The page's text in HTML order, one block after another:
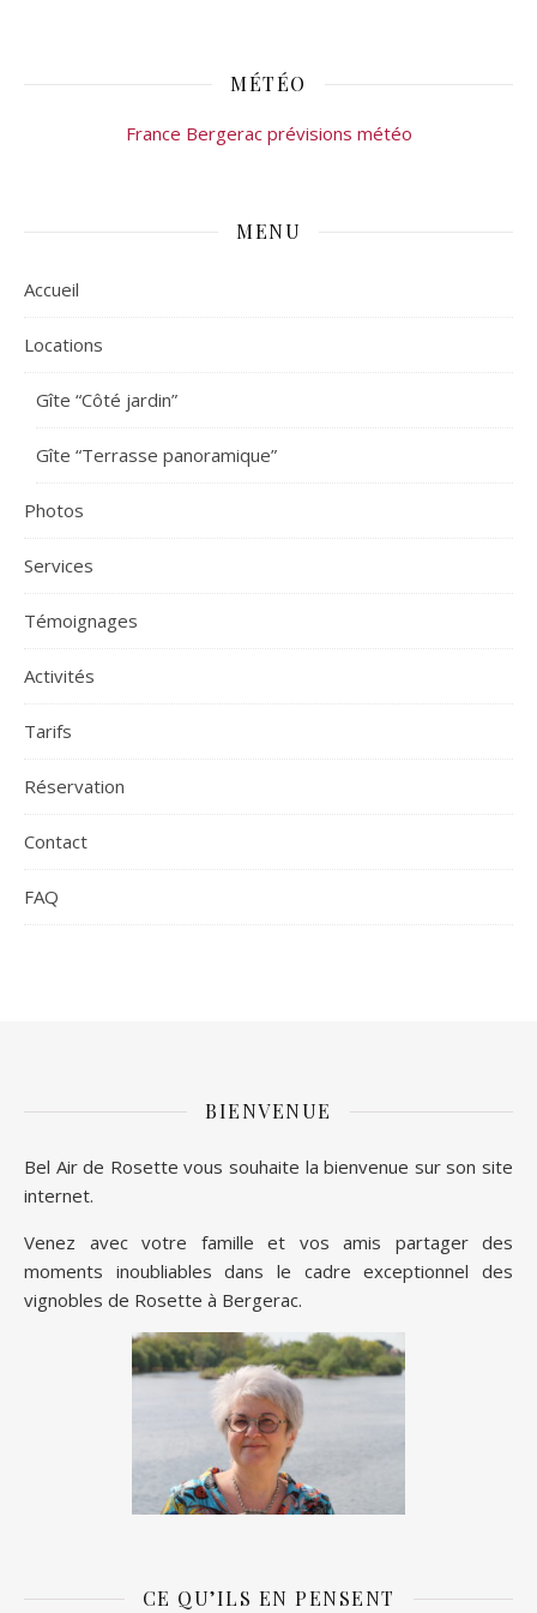
MÉTÉO
France Bergerac prévisions météo
MENU
Accueil
Locations
Gîte “Côté jardin”
Gîte “Terrasse panoramique”
Photos
Services
Témoignages
Activités
Tarifs
Réservation
Contact
FAQ
BIENVENUE
Bel Air de Rosette vous souhaite la bienvenue sur son site
internet.
Venez avec votre famille et vos amis partager des
moments inoubliables dans le cadre exceptionnel des
vignobles de Rosette à Bergerac.
CE QU’ILS EN PENSENT